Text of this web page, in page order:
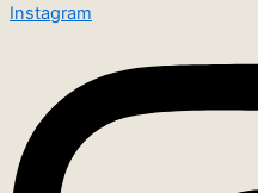
Instagram